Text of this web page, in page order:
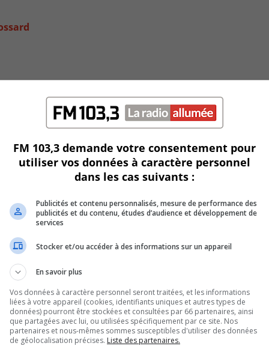
FM 103,3 demande votre consentement pour
utiliser vos données à caractère personnel
dans les cas suivants :
Publicités et contenu personnalisés, mesure de performance des
publicités et du contenu, études d’audience et développement de
services
Stocker et/ou accéder à des informations sur un appareil
En savoir plus
Vos données à caractère personnel seront traitées, et les informations
liées à votre appareil (cookies, identifiants uniques et autres types de
données) pourront être stockées et consultées par 66 partenaires, ainsi
que partagées avec lui, ou utilisées spécifiquement par ce site. Nos
partenaires et nous-mêmes sommes susceptibles d'utiliser des données
de géolocalisation précises. Liste des partenaires.